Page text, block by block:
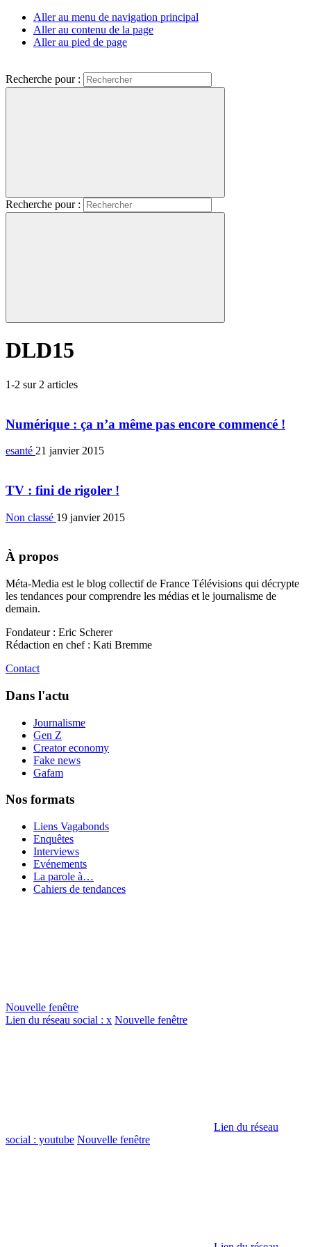
Aller au menu de navigation principal
Aller au contenu de la page
Aller au pied de page
Recherche pour :
Recherche pour :
DLD15
1-2 sur 2 articles
Numérique : ça n’a même pas encore commencé !
esanté 21 janvier 2015
TV : fini de rigoler !
Non classé 19 janvier 2015
À propos
Méta-Media est le blog collectif de France Télévisions qui décrypte
les tendances pour comprendre les médias et le journalisme de
demain.
Fondateur : Eric Scherer
Rédaction en chef : Kati Bremme
Contact
Dans l'actu
Journalisme
Gen Z
Creator economy
Fake news
Gafam
Nos formats
Liens Vagabonds
Enquêtes
Interviews
Evénements
La parole à…
Cahiers de tendances
Nouvelle fenêtre
Lien du réseau social : x Nouvelle fenêtre
Lien du réseau
social : youtube Nouvelle fenêtre